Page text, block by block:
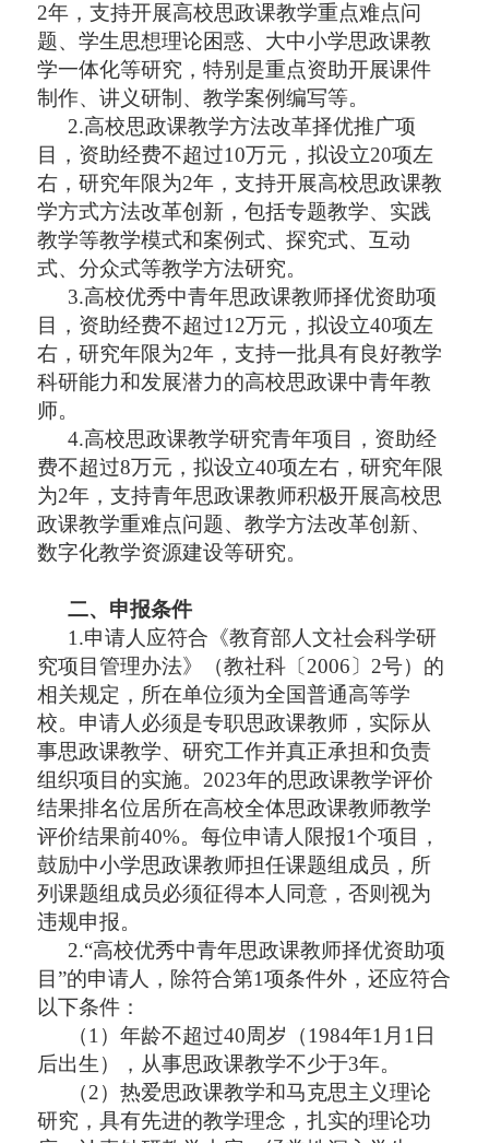
2年，支持开展高校思政课教学重点难点问
题、学生思想理论困惑、大中小学思政课教
学一体化等研究，特别是重点资助开展课件
制作、讲义研制、教学案例编写等。
2.高校思政课教学方法改革择优推广项
目，资助经费不超过10万元，拟设立20项左
右，研究年限为2年，支持开展高校思政课教
学方式方法改革创新，包括专题教学、实践
教学等教学模式和案例式、探究式、互动
式、分众式等教学方法研究。
3.高校优秀中青年思政课教师择优资助项
目，资助经费不超过12万元，拟设立40项左
右，研究年限为2年，支持一批具有良好教学
科研能力和发展潜力的高校思政课中青年教
师。
4.高校思政课教学研究青年项目，资助经
费不超过8万元，拟设立40项左右，研究年限
为2年，支持青年思政课教师积极开展高校思
政课教学重难点问题、教学方法改革创新、
数字化教学资源建设等研究。
二、申报条件
1.申请人应符合《教育部人文社会科学研
究项目管理办法》（教社科〔2006〕2号）的
相关规定，所在单位须为全国普通高等学
校。申请人必须是专职思政课教师，实际从
事思政课教学、研究工作并真正承担和负责
组织项目的实施。2023年的思政课教学评价
结果排名位居所在高校全体思政课教师教学
评价结果前40%。每位申请人限报1个项目，
鼓励中小学思政课教师担任课题组成员，所
列课题组成员必须征得本人同意，否则视为
违规申报。
2.“高校优秀中青年思政课教师择优资助项
目”的申请人，除符合第1项条件外，还应符合
以下条件：
（1）年龄不超过40周岁（1984年1月1日
后出生），从事思政课教学不少于3年。
（2）热爱思政课教学和马克思主义理论
研究，具有先进的教学理念，扎实的理论功